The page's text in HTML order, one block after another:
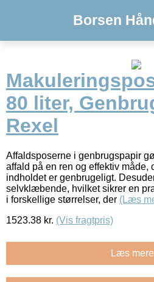
Borsen
80 liter,
Rexel
Affaldsposerne i genbrugspapir
affald på en ren og effektiv måde,
indholdet er genbrugeligt.
selvklæbende, hvilket sikrer en
i forskellige størrelser, der (Læs
1523.38 kr. (Vis fragtpris)
Læs